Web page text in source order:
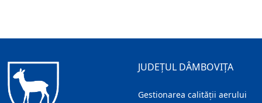
JUDEȚUL DÂMBOVIȚA
Gestionarea calității aerului